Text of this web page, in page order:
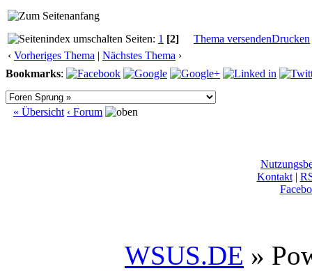
Seiten: 1 [2] Thema versendenDrucken
‹ Vorheriges Thema | Nächstes Thema ›
Bookmarks:
« Übersicht ‹ Forum
Kontakt|
WSUS.DE »